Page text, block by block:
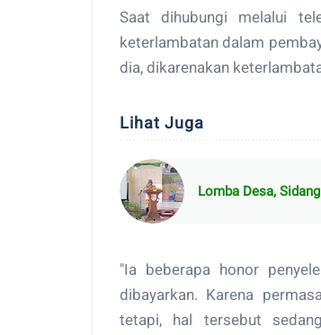
Saat dihubungi melalui
keterlambatan dalam
dia, dikarenakan
Lihat Juga
Lomba Desa,
"Ia beberapa honor
dibayarkan. Karena
tetapi, hal tersebut